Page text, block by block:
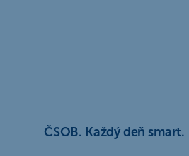
ČSOB. Každý deň smart.